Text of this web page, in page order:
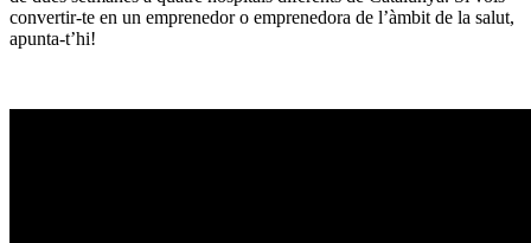
convertir-te en un emprenedor o emprenedora de l’àmbit de la salut,
apunta-t’hi!